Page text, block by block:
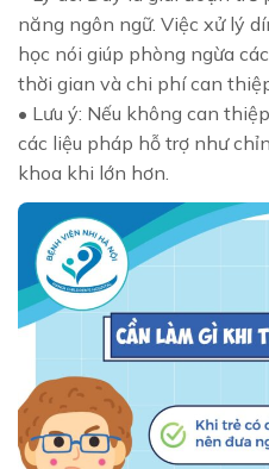
năng ngôn ngữ. Việc xử lý
học nói giúp phòng ngừa
thời gian và chi phí can
• Lưu ý: Nếu không can
các liệu pháp hỗ trợ như
khoa khi lớn hơn.